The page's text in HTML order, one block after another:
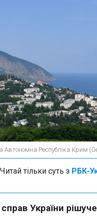
Автономна Республіка Крим
тільки суть з РБК-
України